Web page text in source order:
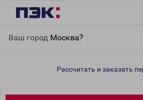
Ваш город Москва?
Ташкент
Рассчитать и заказать